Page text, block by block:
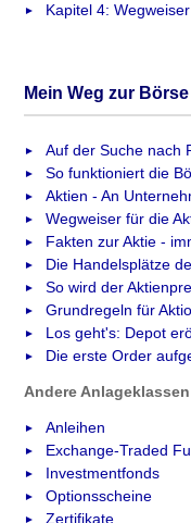
Kapitel 4:
Mein Weg zur Börse
Auf der Suche nach
So funktioniert die
Aktien - An
Wegweiser für die
Fakten zur Aktie -
Die Handelsplätze
So wird der
Grundregeln für
Los geht's: Depot
Die erste Order
Andere Anlageklassen
Anleihen
Exchange-Traded
Investmentfonds
Optionsscheine
Zertifikate